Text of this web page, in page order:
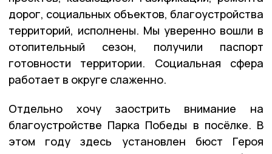
дорог, социальных объектов, благоустройства
территорий, исполнены. Мы уверенно вошли в
отопительный сезон, получили паспорт
готовности территории. Социальная сфера
работает в округе слаженно.
Отдельно хочу заострить внимание на
благоустройстве Парка Победы в посёлке. В
этом году здесь установлен бюст Героя